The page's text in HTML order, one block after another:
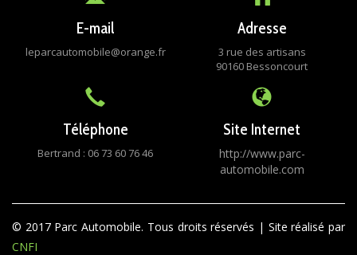
E-mail
leparcautomobile@orange.fr
Adresse
3 rue des artisans
90160 Bessoncourt
Téléphone
Bertrand : 06 73 60 76 46
Site Internet
http://www.parc-
automobile.com
© 2017 Parc Automobile. Tous droits réservés | Site réalisé par
CNFI